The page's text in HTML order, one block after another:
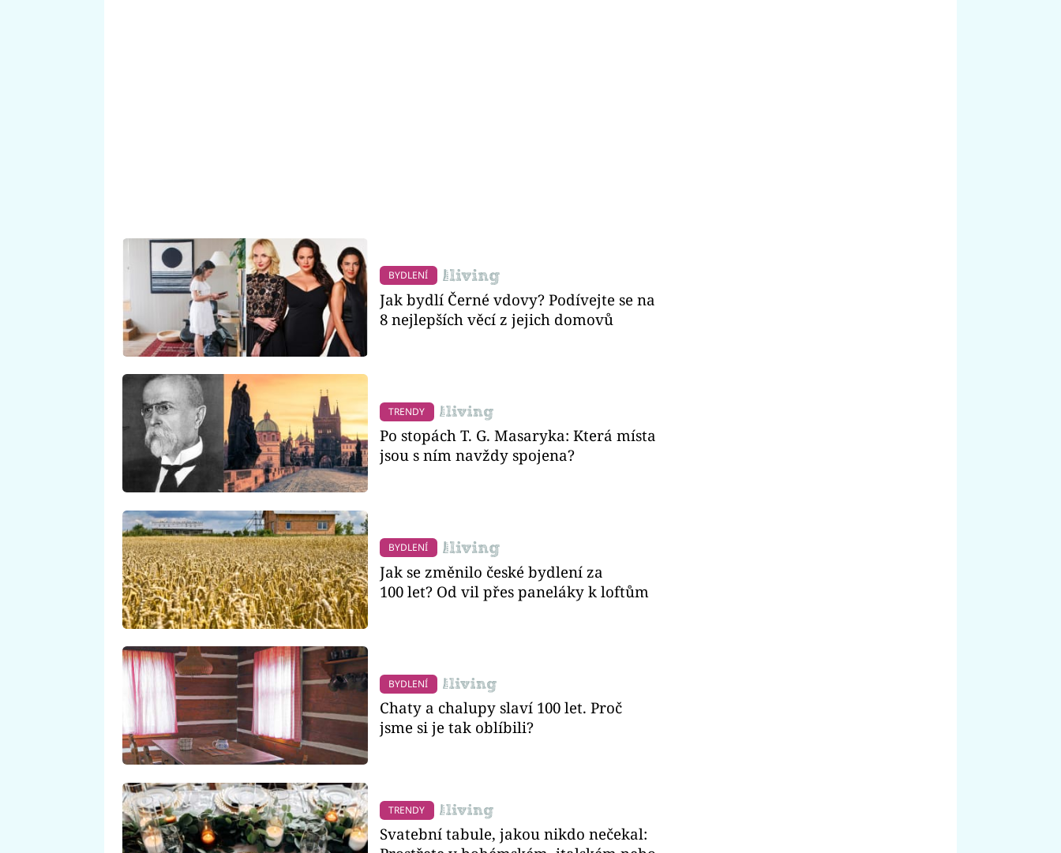
BYDLENÍ
Jak bydlí Černé vdovy? Podívejte se na
8 nejlepších věcí z jejich domovů
TRENDY
Po stopách T. G. Masaryka: Která místa
jsou s ním navždy spojena?
BYDLENÍ
Jak se změnilo české bydlení za
100 let? Od vil přes paneláky k loftům
BYDLENÍ
Chaty a chalupy slaví 100 let. Proč
jsme si je tak oblíbili?
TRENDY
Svatební tabule, jakou nikdo nečekal: